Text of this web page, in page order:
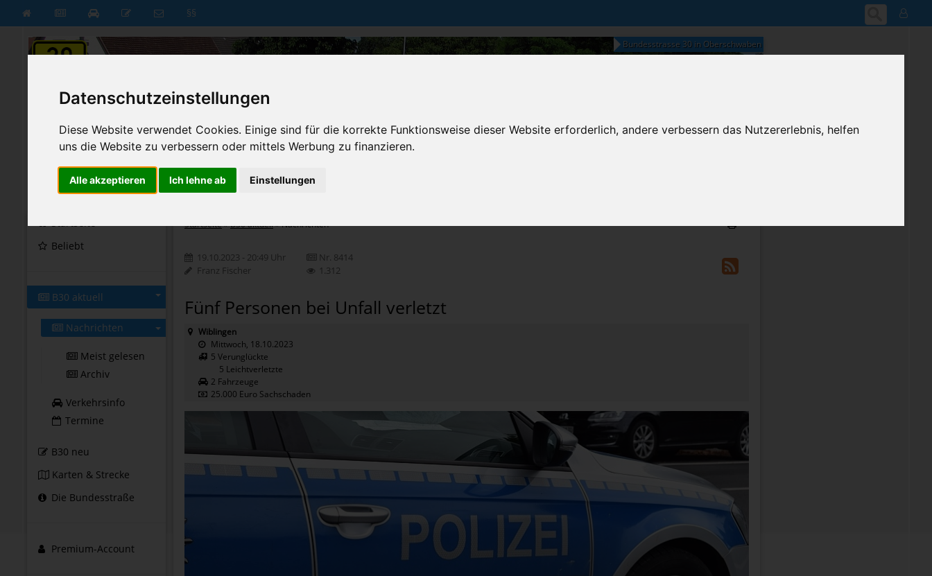
Datenschutzeinstellungen
Diese Website verwendet Cookies. Einige sind für die korrekte Funktionsweise dieser Website erforderlich, andere verbessern das Nutzererlebnis, helfen
uns die Website zu verbessern oder mittels Werbung zu finanzieren.
Alle akzeptieren Ich lehne ab Einstellungen
§§
Bundesstrasse 30 in Oberschwaben
08:51
B30 aktuell B30 neu
Startseite
Beliebt
B30 aktuell
Nachrichten
Meist gelesen
Archiv
Verkehrsinfo
Termine
B30 neu
Karten & Strecke
Die Bundesstraße
Premium-Account
Startseite»B30 aktuell»Nachrichten
19.10.2023 - 20:49 Uhr
Franz Fischer
Nr. 8414
1.312
Fünf Personen bei Unfall verletzt
Wiblingen
Mittwoch, 18.10.2023
5 Verunglückte
5 Leichtverletzte
2 Fahrzeuge
25.000 Euro Sachschaden